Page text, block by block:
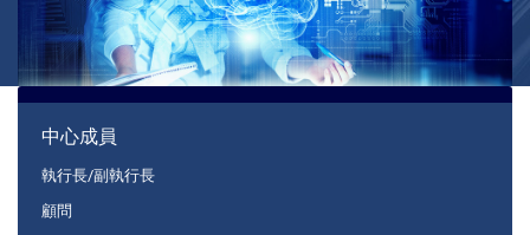
中心成員
執行長/副執行長
顧問